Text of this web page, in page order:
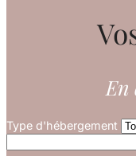
En
Type d'hébergement